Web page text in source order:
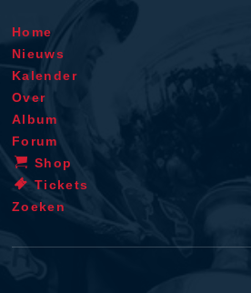
Home
Nieuws
Kalender
Over
Album
Forum
Shop
Tickets
Zoeken